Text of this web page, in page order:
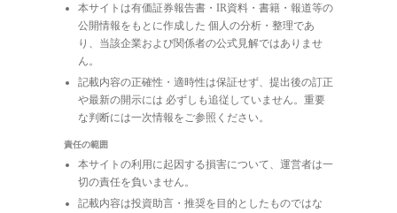
本サイトは有価証券報告書・IR資料・書籍・報道等の
公開情報をもとに作成した 個人の分析・整理であ
り、当該企業および関係者の公式見解ではありませ
ん。
記載内容の正確性・適時性は保証せず、提出後の訂正
や最新の開示には 必ずしも追従していません。重要
な判断には一次情報をご参照ください。
責任の範囲
本サイトの利用に起因する損害について、運営者は一
切の責任を負いません。
記載内容は投資助言・推奨を目的としたものではな